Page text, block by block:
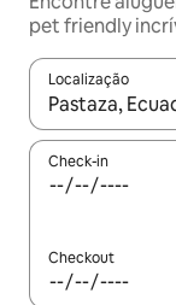
pet friendly
Localização
Quando os
Check-in
Checkout